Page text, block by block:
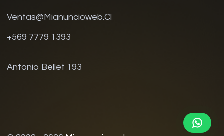
Ventas@mianuncioweb.cl
+569 7779 1393
Antonio Bellet 193